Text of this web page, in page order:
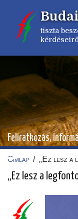
tartalomra
tiszta
Feliratkozás,
Címlap / „Ez lesz
„Ez lesz a